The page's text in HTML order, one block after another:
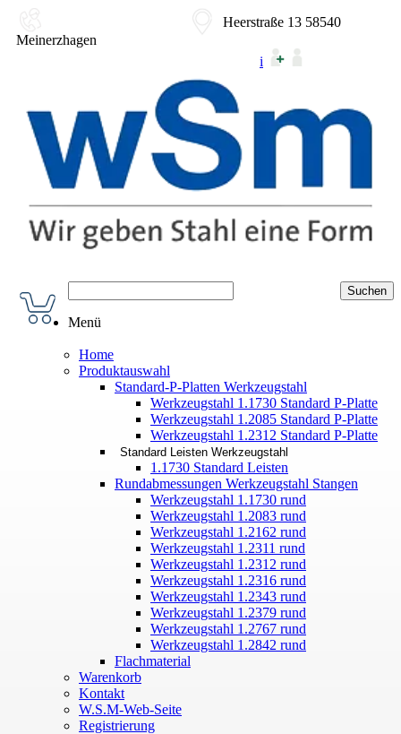
Heerstraße 13 58540
Meinerzhagen
i
Menü
Home
Produktauswahl
Standard-P-Platten Werkzeugstahl
Werkzeugstahl 1.1730 Standard P-Platte
Werkzeugstahl 1.2085 Standard P-Platte
Werkzeugstahl 1.2312 Standard P-Platte
Standard Leisten Werkzeugstahl
1.1730 Standard Leisten
Rundabmessungen Werkzeugstahl Stangen
Werkzeugstahl 1.1730 rund
Werkzeugstahl 1.2083 rund
Werkzeugstahl 1.2162 rund
Werkzeugstahl 1.2311 rund
Werkzeugstahl 1.2312 rund
Werkzeugstahl 1.2316 rund
Werkzeugstahl 1.2343 rund
Werkzeugstahl 1.2379 rund
Werkzeugstahl 1.2767 rund
Werkzeugstahl 1.2842 rund
Flachmaterial
Warenkorb
Kontakt
W.S.M-Web-Seite
Registrierung